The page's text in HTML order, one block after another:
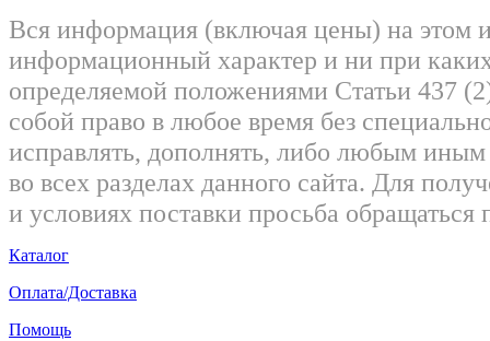
Вся информация (включая цены) на этом
информационный характер и ни при
определяемой положениями Статьи 437
собой право в любое время без
исправлять, дополнять, либо любым
во всех разделах данного сайта. Для
и условиях поставки просьба
Каталог
Оплата/Доставка
Помощь